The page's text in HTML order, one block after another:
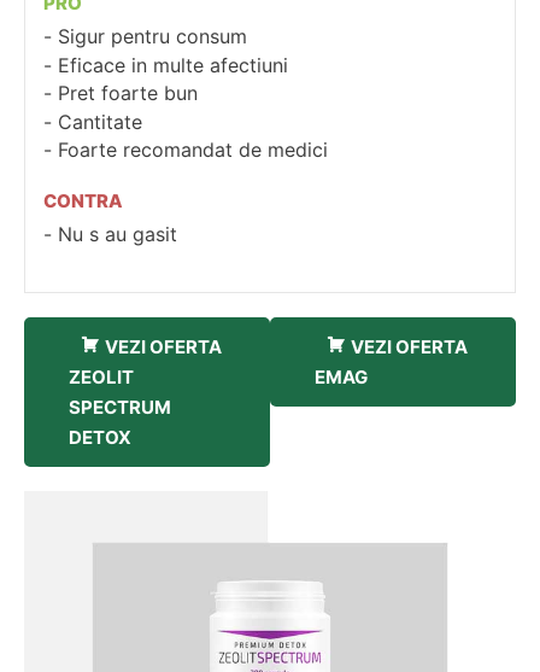
Sigur pentru consum
Eficace in multe afectiuni
Pret foarte bun
Cantitate
Foarte recomandat de medici
CONTRA
Nu s au gasit
VEZI OFERTA
ZEOLIT
SPECTRUM
DETOX
VEZI OFERTA
EMAG